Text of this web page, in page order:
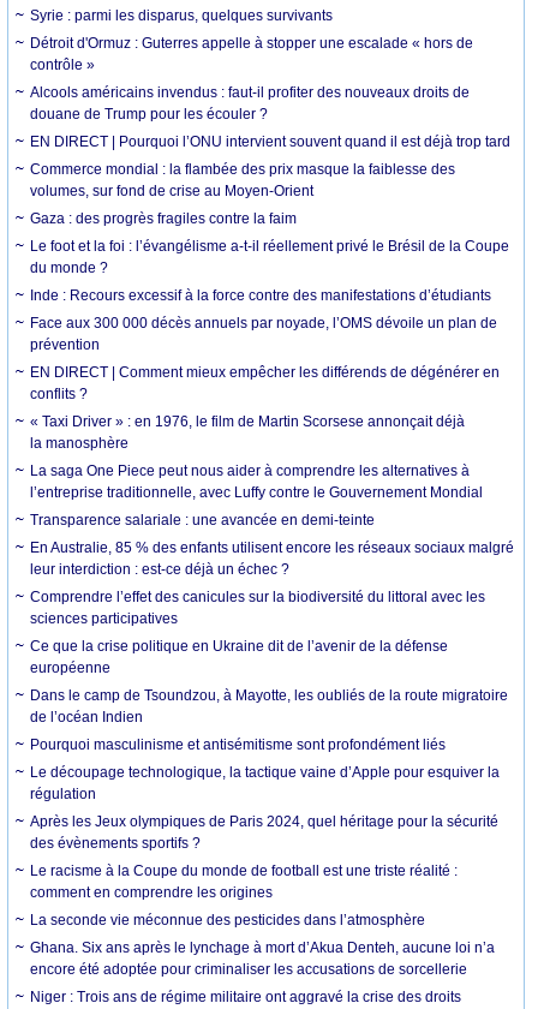
Syrie : parmi les disparus, quelques survivants
Détroit d'Ormuz : Guterres appelle à stopper une escalade « hors de
contrôle »
Alcools américains invendus : faut-il profiter des nouveaux droits de
douane de Trump pour les écouler ?
EN DIRECT | Pourquoi l’ONU intervient souvent quand il est déjà trop tard
Commerce mondial : la flambée des prix masque la faiblesse des
volumes, sur fond de crise au Moyen-Orient
Gaza : des progrès fragiles contre la faim
Le foot et la foi : l’évangélisme a-t-il réellement privé le Brésil de la Coupe
du monde ?
Inde : Recours excessif à la force contre des manifestations d’étudiants
Face aux 300 000 décès annuels par noyade, l’OMS dévoile un plan de
prévention
EN DIRECT | Comment mieux empêcher les différends de dégénérer en
conflits ?
« Taxi Driver » : en 1976, le film de Martin Scorsese annonçait déjà
la manosphère
La saga One Piece peut nous aider à comprendre les alternatives à
l’entreprise traditionnelle, avec Luffy contre le Gouvernement Mondial
Transparence salariale : une avancée en demi-teinte
En Australie, 85 % des enfants utilisent encore les réseaux sociaux malgré
leur interdiction : est-ce déjà un échec ?
Comprendre l’effet des canicules sur la biodiversité du littoral avec les
sciences participatives
Ce que la crise politique en Ukraine dit de l’avenir de la défense
européenne
Dans le camp de Tsoundzou, à Mayotte, les oubliés de la route migratoire
de l’océan Indien
Pourquoi masculinisme et antisémitisme sont profondément liés
Le découpage technologique, la tactique vaine d’Apple pour esquiver la
régulation
Après les Jeux olympiques de Paris 2024, quel héritage pour la sécurité
des évènements sportifs ?
Le racisme à la Coupe du monde de football est une triste réalité :
comment en comprendre les origines
La seconde vie méconnue des pesticides dans l’atmosphère
Ghana. Six ans après le lynchage à mort d’Akua Denteh, aucune loi n’a
encore été adoptée pour criminaliser les accusations de sorcellerie
Niger : Trois ans de régime militaire ont aggravé la crise des droits